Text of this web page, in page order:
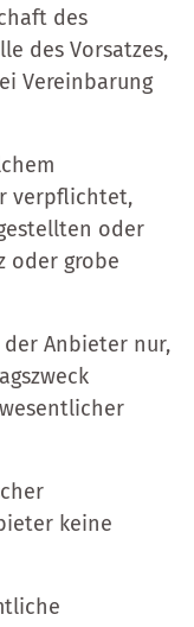
des
des Vorsatzes,
Vereinbarung
verpflichtet,
oder
oder grobe
Anbieter nur,
keine